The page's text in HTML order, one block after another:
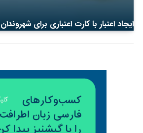
ایجاد اعتبار با کارت اعتباری برای